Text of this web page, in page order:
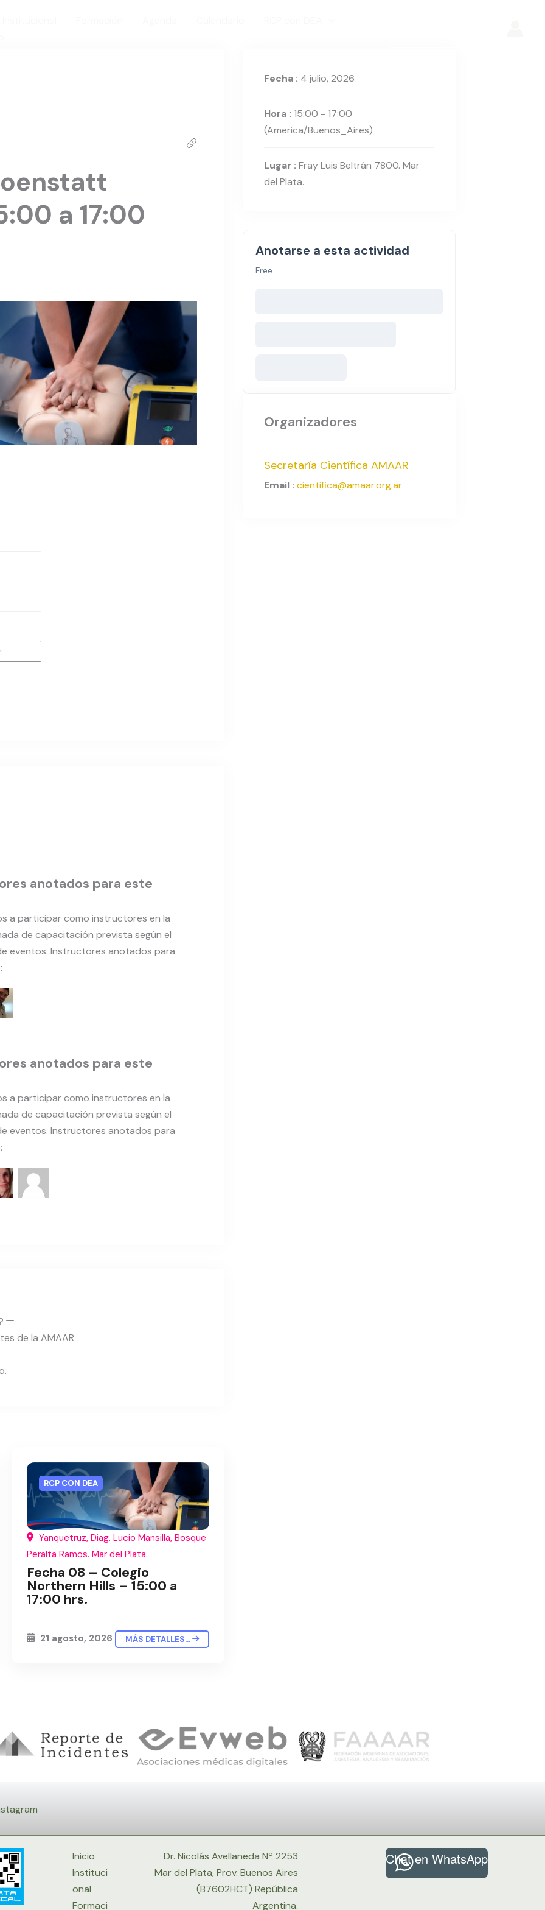
a 17:00
anotados para este
a participar como instructores en la
de capacitación prevista según el
eventos. Instructores anotados para
anotados para este
a participar como instructores en la
de capacitación prevista según el
eventos. Instructores anotados para
de la AMAAR
Fecha : 4 julio, 2026
Hora : 15:00 - 17:00
(America/Buenos_Aires)
Lugar : Fray Luis Beltrán 7800. Mar
del Plata.
Anotarse a esta actividad
Free
Organizadores
Secretaría Científica AMAAR
Email : cientifica@amaar.org.ar
RCP CON DEA
Yanquetruz, Diag. Lucio Mansilla, Bosque
Peralta Ramos. Mar del Plata.
Fecha 08 – Colegio
Northern Hills – 15:00 a
17:00 hrs.
21 agosto, 2026 MÁS DETALLES...
Inicio
Instituci
onal
Formaci
Dr. Nicolás Avellaneda Nº 2253
Mar del Plata, Prov. Buenos Aires
(B7602HCT) República
Argentina.
Chat en WhatsApp